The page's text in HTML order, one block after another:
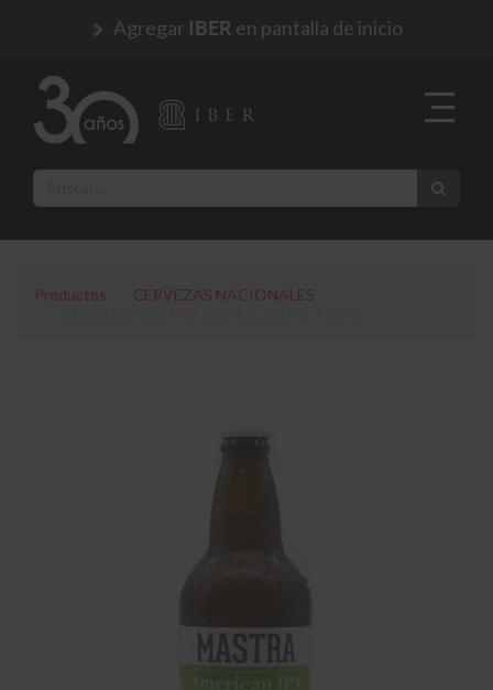
Agregar IBER en pantalla de inicio
Productos
CERVEZAS NACIONALES